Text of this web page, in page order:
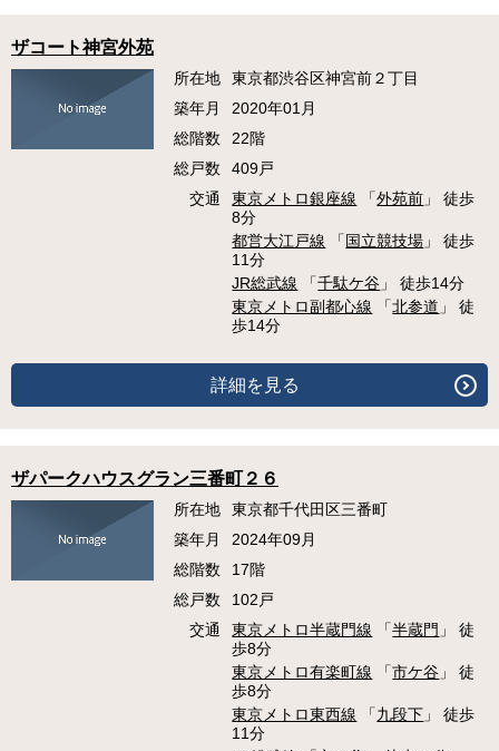
ザコート神宮外苑
所在地
東京都渋谷区神宮前２丁目
築年月
2020年01月
総階数
22階
総戸数
409戸
交通
東京メトロ銀座線 「外苑前 」 徒歩
8分
都営大江戸線 「 国立競技場 」 徒歩
11分
JR総武線 「千駄ケ谷 」 徒歩14分
東京メトロ副都心線 「北参道 」 徒
歩14分
詳細を見る
ザパークハウスグラン三番町２６
所在地
東京都千代田区三番町
築年月
2024年09月
総階数
17階
総戸数
102戸
交通
東京メトロ半蔵門線 「半蔵門 」 徒
歩8分
東京メトロ有楽町線 「市ケ谷 」 徒
歩8分
東京メトロ東西線 「九段下 」 徒歩
11分